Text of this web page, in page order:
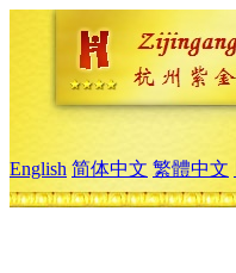
English 简体中文 繁體中文